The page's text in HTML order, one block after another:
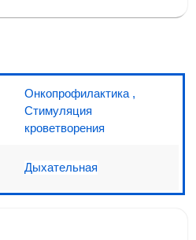
Онкопрофилактика ,
Стимуляция
кроветворения
Дыхательная